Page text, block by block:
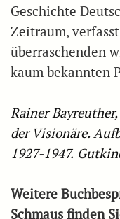
Geschichte
Zeitraum,
überraschenden
kaum bekannten
Rainer
der Visionäre.
1927-1947.
Weitere
Schmaus finden